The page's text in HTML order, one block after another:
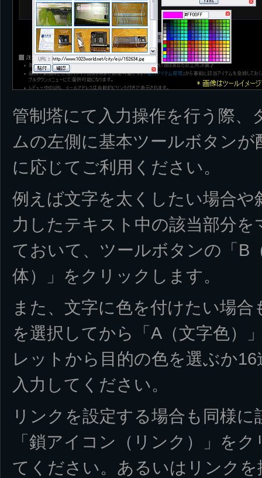
管制塔にて入力操作を行う際、
ムの左側に基本ツールボタン
に応じてご利用ください。
例えば文字を太くしたい場合や
力したテキスト中の該当部分
ておいて、ツールボタンの「B
体）」をクリックします。
また、文字に色を付けたい場
を選択してから「A（文字色）
レットから目的の色を選ぶか
入力してください。
リンクを設定する場合も同様
「鎖アイコン（リンク）」を
てください。あるいはリンク